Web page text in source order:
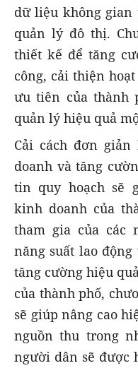
dữ liệu không gian
quản lý đô thị.
thiết kế để tăng
công, cải thiện
ưu tiên của thành
quản lý hiệu quả
Cải cách đơn
doanh và tăng
tin quy hoạch sẽ
kinh doanh của
tham gia của các
năng suất lao
tăng cường hiệu
của thành phố,
sẽ giúp nâng cao
nguồn thu trong
người dân sẽ được